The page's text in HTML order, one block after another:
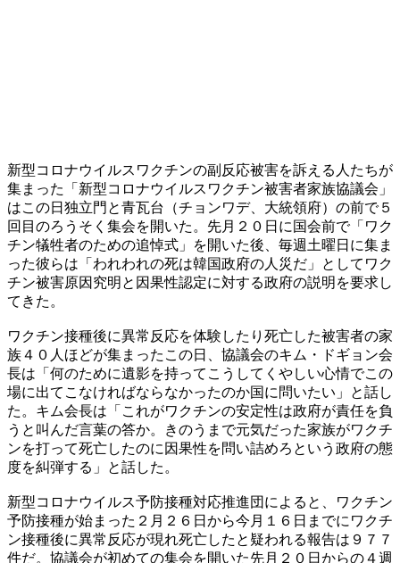
新型コロナウイルスワクチンの副反応被害を訴える人たちが
集まった「新型コロナウイルスワクチン被害者家族協議会」
はこの日独立門と青瓦台（チョンワデ、大統領府）の前で５
回目のろうそく集会を開いた。先月２０日に国会前で「ワク
チン犠牲者のための追悼式」を開いた後、毎週土曜日に集ま
った彼らは「われわれの死は韓国政府の人災だ」としてワク
チン被害原因究明と因果性認定に対する政府の説明を要求し
てきた。
ワクチン接種後に異常反応を体験したり死亡した被害者の家
族４０人ほどが集まったこの日、協議会のキム・ドギョン会
長は「何のために遺影を持ってこうしてくやしい心情でこの
場に出てこなければならなかったのか国に問いたい」と話し
た。キム会長は「これがワクチンの安定性は政府が責任を負
うと叫んだ言葉の答か。きのうまで元気だった家族がワクチ
ンを打って死亡したのに因果性を問い詰めろという政府の態
度を糾弾する」と話した。
新型コロナウイルス予防接種対応推進団によると、ワクチン
予防接種が始まった２月２６日から今月１６日までにワクチ
ン接種後に異常反応が現れ死亡したと疑われる報告は９７７
件だ。協議会が初めての集会を開いた先月２０日からの４週